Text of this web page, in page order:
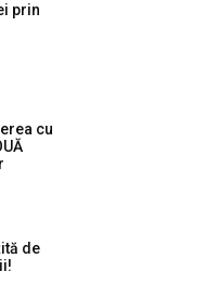
prin
cu
de